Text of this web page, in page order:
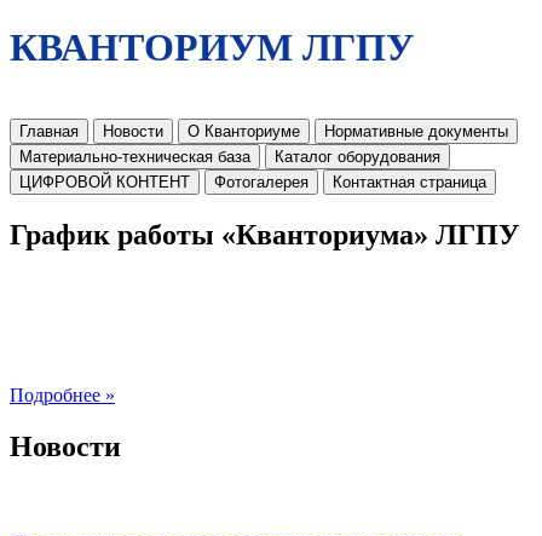
КВАНТОРИУМ ЛГПУ
Главная Новости О Кванториуме
Нормативные документы
Материально-техническая база
Каталог оборудования
ЦИФРОВОЙ КОНТЕНТ
Фотогалерея Контактная страница
График работы «Кванториума» ЛГПУ
Подробнее »
Новости